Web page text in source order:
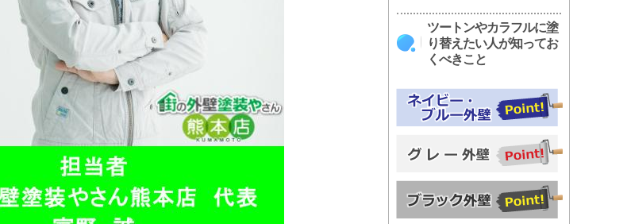
ツートンやカラフルに塗
り替えたい人が知ってお
くべきこと